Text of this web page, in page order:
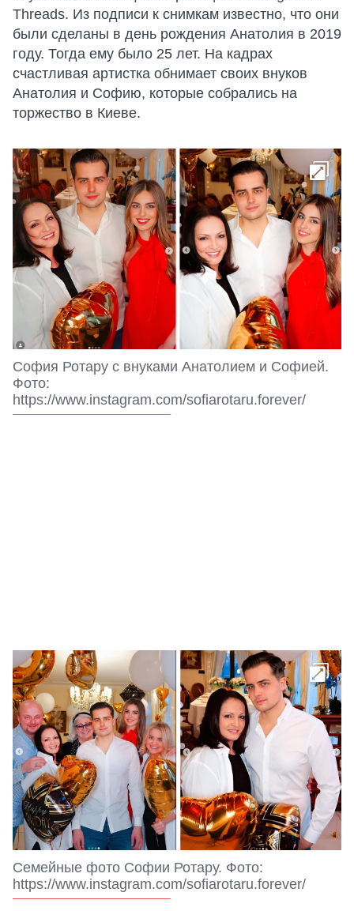
Threads. Из подписи к снимкам известно, что они
были сделаны в день рождения Анатолия в 2019
году. Тогда ему было 25 лет. На кадрах
счастливая артистка обнимает своих внуков
Анатолия и Софию, которые собрались на
торжество в Киеве.
София Ротару с внуками Анатолием и Софией.
Фото:
https://www.instagram.com/sofiarotaru.forever/
Семейные фото Софии Ротару. Фото:
https://www.instagram.com/sofiarotaru.forever/